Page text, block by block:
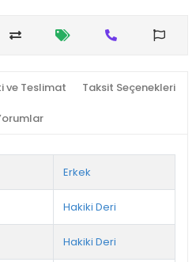
ve Teslimat Taksit Seçenekleri
Erkek
Hakiki Deri
Hakiki Deri